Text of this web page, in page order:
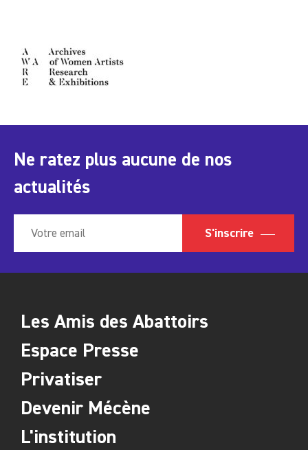
Ne ratez plus aucune de nos
actualités
S'inscrire
Les Amis des Abattoirs
Espace Presse
Privatiser
Devenir Mécène
L'institution